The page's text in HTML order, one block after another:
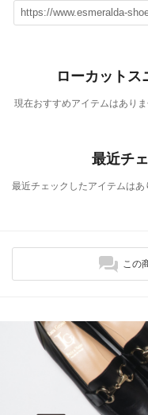
ローカットス
現在おすすめアイテムはありま
最近チ
最近チェックしたアイテムはあ
この